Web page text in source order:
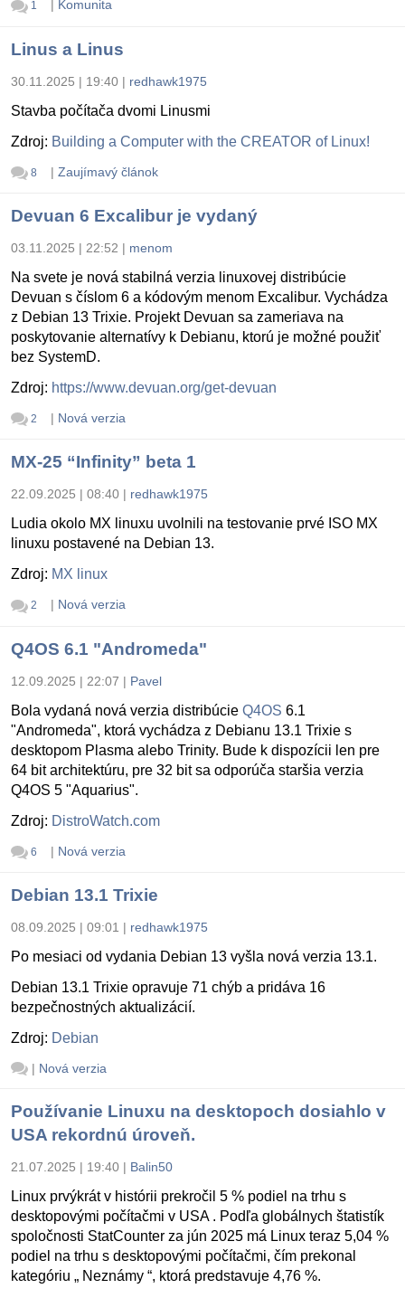
1 Komunita
Linus a Linus
30.11.2025 | 19:40 | redhawk1975
Stavba počítača dvomi Linusmi
Zdroj: Building a Computer with the CREATOR of Linux!
8 | Zaujímavý článok
Devuan 6 Excalibur je vydaný
03.11.2025 | 22:52 | menom
Na svete je nová stabilná verzia linuxovej distribúcie
Devuan s číslom 6 a kódovým menom Excalibur. Vychádza
z Debian 13 Trixie. Projekt Devuan sa zameriava na
poskytovanie alternatívy k Debianu, ktorú je možné použiť
bez SystemD.
Zdroj: https://www.devuan.org/get-devuan
2 | Nová verzia
MX-25 “Infinity” beta 1
22.09.2025 | 08:40 | redhawk1975
Ludia okolo MX linuxu uvolnili na testovanie prvé ISO MX
linuxu postavené na Debian 13.
Zdroj: MX linux
2 | Nová verzia
Q4OS 6.1 "Andromeda"
12.09.2025 | 22:07 | Pavel
Bola vydaná nová verzia distribúcie Q4OS 6.1
"Andromeda", ktorá vychádza z Debianu 13.1 Trixie s
desktopom Plasma alebo Trinity. Bude k dispozícii len pre
64 bit architektúru, pre 32 bit sa odporúča staršia verzia
Q4OS 5 "Aquarius".
Zdroj: DistroWatch.com
6 | Nová verzia
Debian 13.1 Trixie
08.09.2025 | 09:01 | redhawk1975
Po mesiaci od vydania Debian 13 vyšla nová verzia 13.1.
Debian 13.1 Trixie opravuje 71 chýb a pridáva 16
bezpečnostných aktualizácií.
Zdroj: Debian
| Nová verzia
Používanie Linuxu na desktopoch dosiahlo v
USA rekordnú úroveň.
21.07.2025 | 19:40 | Balin50
Linux prvýkrát v histórii prekročil 5 % podiel na trhu s
desktopovými počítačmi v USA . Podľa globálnych štatistík
spoločnosti StatCounter za jún 2025 má Linux teraz 5,04 %
podiel na trhu s desktopovými počítačmi, čím prekonal
kategóriu „ Neznámy “, ktorá predstavuje 4,76 %.